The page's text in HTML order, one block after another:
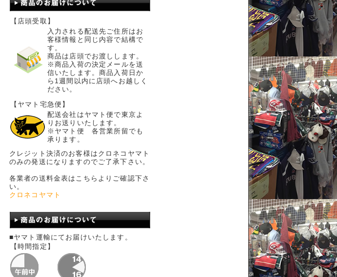
【店頭受取】
入力される配送先ご住所はお
客様情報と同じ内容で結構で
す。
商品は店頭でお渡しします。
※商品入荷の決定メールを送
信いたします。商品入荷日か
ら1週間以内に店頭へお越しく
ださい。
【ヤマト宅急便】
配送会社はヤマト便で東京よ
りお送りいたします。
※ヤマト便 各営業所留でも
承ります。
クレジット決済のお客様はクロネコヤマト
のみの発送になりますのでご了承下さい。
各業者の送料金表はこちらよりご確認下さ
い。
クロネコヤマト
■ヤマト運輸にてお届けいたします。
【時間指定】